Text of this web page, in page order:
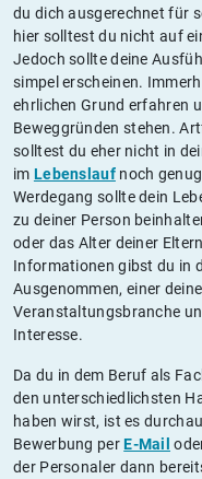
du dich ausgerechnet für
hier solltest du nicht auf
Jedoch sollte deine
simpel erscheinen.
ehrlichen Grund erfahren
Beweggründen stehen.
solltest du eher nicht in
im Lebenslaufnoch
Werdegang sollte dein
zu deiner Person
oder das Alter deiner
Informationen gibst du in
Ausgenommen, einer
Veranstaltungsbranche
Interesse.
Da du in dem Beruf als
den unterschiedlichsten
haben wirst, ist es
Bewerbung perE-Mail
der Personaler dann